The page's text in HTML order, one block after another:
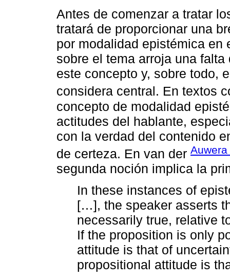
Antes de comenzar a tratar
tratará de proporcionar una
por modalidad epistémica en
sobre el tema arroja una
este concepto y, sobre todo,
considera central. En textos
concepto de modalidad
actitudes del hablante,
con la verdad del contenido
de certeza. En van der
segunda noción implica la
In these instances of
[…], the speaker asserts
necessarily true, relative
If the proposition is only
attitude is that of
propositional attitude is